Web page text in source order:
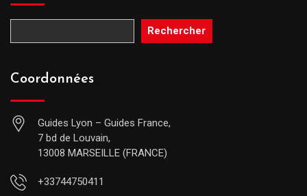
Rechercher
Coordonnées
Guides Lyon – Guides France,
7 bd de Louvain,
13008 MARSEILLE (FRANCE)
+33744750411